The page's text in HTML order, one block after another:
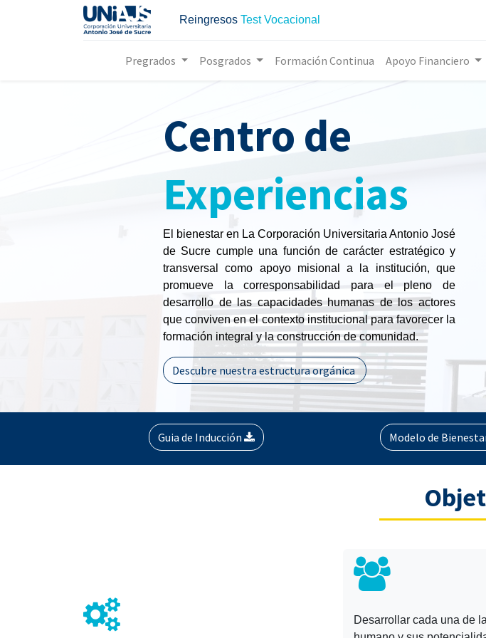
Reingresos Test Vocacional
Pregrados Posgrados Formación Continua Apoyo Financiero
Centro de
Experiencias
El bienestar en La Corporación Universitaria Antonio José
de Sucre cumple una función de carácter estratégico y
transversal como apoyo misional a la institución, que
promueve la corresponsabilidad para el pleno de
desarrollo de las capacidades humanas de los actores
que conviven en el contexto institucional para favorecer la
formación integral y la construcción de comunidad.
Descubre nuestra estructura orgánica
Guia de Inducción Modelo de
Desarrollar cada una de